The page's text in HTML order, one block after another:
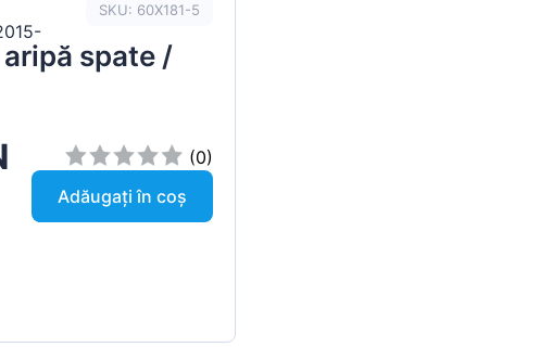
SKU: 60X181-5
spate /
(0)
Adăugați în coș